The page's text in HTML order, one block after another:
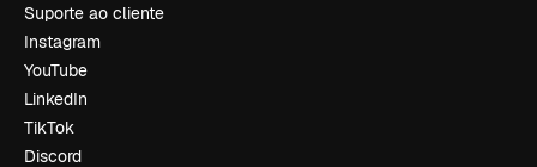
Suporte ao cliente
Instagram
YouTube
LinkedIn
TikTok
Discord